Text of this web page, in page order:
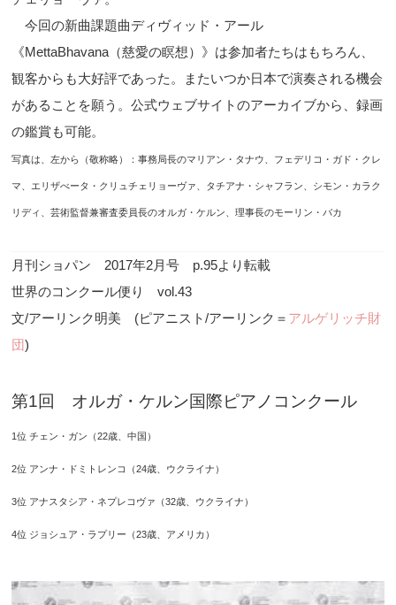
今回の新曲課題曲ディヴィッド・アール
《MettaBhavana（慈愛の瞑想）》は参加者たちはもちろん、
観客からも大好評であった。またいつか日本で演奏される機会
があることを願う。公式ウェブサイトのアーカイブから、録画
の鑑賞も可能。
写真は、左から（敬称略）：事務局長のマリアン・タナウ、フェデリコ・ガド・クレ
マ、エリザべータ・クリュチェリョーヴァ、タチアナ・シャフラン、シモン・カラク
リディ、芸術監督兼審査委員長のオルガ・ケルン、理事長のモーリン・バカ
月刊ショパン 2017年2月号 p.95より転載
世界のコンクール便り vol.43
文/アーリンク明美 (ピアニスト/アーリンク＝ アルゲリッチ財
団)
第1回 オルガ・ケルン国際ピアノコンクール
1位 チェン・ガン（22歳、中国）
2位 アンナ・ドミトレンコ（24歳、ウクライナ）
3位 アナスタシア・ネプレコヴァ（32歳、ウクライナ）
4位 ジョシュア・ラプリー（23歳、アメリカ）